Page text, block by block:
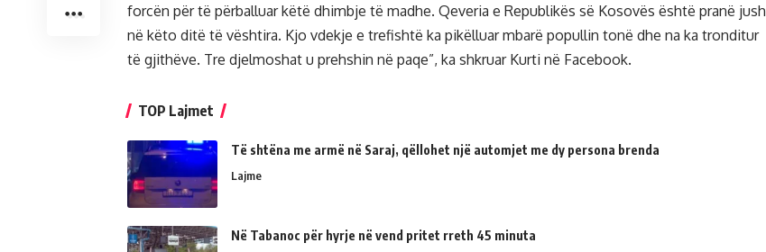
forcën për të përballuar këtë dhimbje të madhe. Qeveria e Republikës së Kosovës është pranë jush
në këto ditë të vështira. Kjo vdekje e trefishtë ka pikëlluar mbarë popullin tonë dhe na ka tronditur
të gjithëve. Tre djelmoshat u prehshin në paqe”, ka shkruar Kurti në Facebook.
TOP Lajmet
Të shtëna me armë në Saraj, qëllohet një automjet me dy persona brenda
Lajme
Në Tabanoc për hyrje në vend pritet rreth 45 minuta